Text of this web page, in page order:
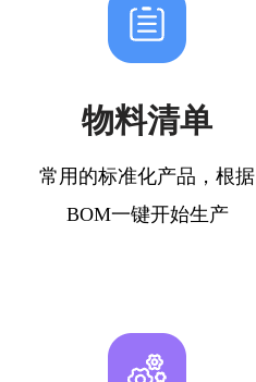
物料清单
常用的标准化产品，根据
BOM一键开始生产